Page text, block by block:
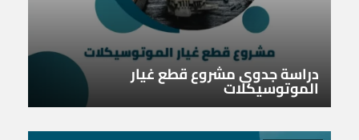
دراسة جدوى مشروع قطع غيار
الموتوسيكلات